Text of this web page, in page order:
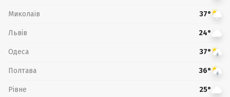
Миколаїв 37°
Львів 24°
Одеса 37°
Полтава 36°
Рівне 25°